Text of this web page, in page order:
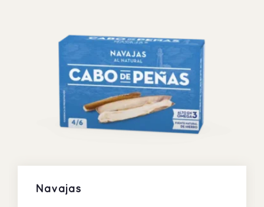
Navajas